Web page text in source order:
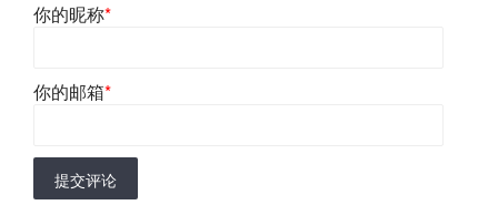
你的昵称*
你的邮箱*
提交评论